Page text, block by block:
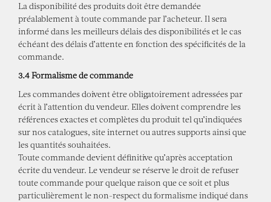
La disponibilité des produits doit être demandée
préalablement à toute commande par l’acheteur. Il sera
informé dans les meilleurs délais des disponibilités et le cas
échéant des délais d’attente en fonction des spécificités de la
commande.
3.4 Formalisme de commande
Les commandes doivent être obligatoirement adressées par
écrit à l’attention du vendeur. Elles doivent comprendre les
références exactes et complètes du produit tel qu’indiquées
sur nos catalogues, site internet ou autres supports ainsi que
les quantités souhaitées.
Toute commande devient définitive qu’après acceptation
écrite du vendeur. Le vendeur se réserve le droit de refuser
toute commande pour quelque raison que ce soit et plus
particulièrement le non-respect du formalisme indiqué dans